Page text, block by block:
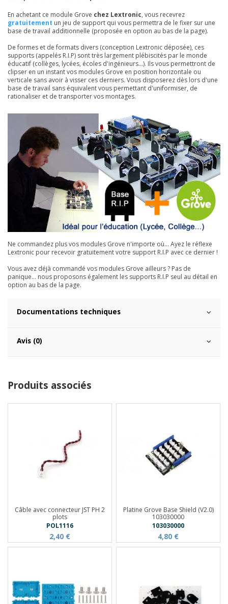
En achetant ce module Grove chez Lextronic, vous recevrez
gratuitement un jeu de support qui vous permettra de le fixer sur une
base de travail additionnelle (proposée en option au bas de la page).
De formes et de formats divers (conception Lextronic déposée), ces
supports (appelés R.I.P) sont très largement plébiscités par le monde
éducatif (collèges, lycées, écoles d'ingénieurs...). Ils vous permettront de
clipser en un instant vos modules Grove en position horizontale ou
verticale sans avoir à visser ces derniers. Vous disposerez dès lors d'une
base de travail sans équivalent vous permettant d'uniformiser, de
rationaliser et de transporter vos montages.
Ne commandez plus vos modules Grove n'importe où... Ayez le réflexe
Lextronic pour recevoir gratuitement votre support R.I.P avec ce dernier !
Vous avez déjà commandé vos modules Grove ailleurs ? Pas de
panique... nous proposons également les supports R.I.P seul au détail en
option au bas de la page.
Documentations techniques
Avis (0)
Produits associés
Câble avec connecteur JST PH 2
plots
POL1116
2,40 €
Platine Grove Base Shield (V2.0)
103030000
103030000
4,80 €